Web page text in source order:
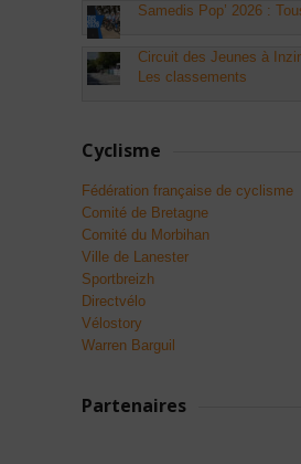
Samedis Pop’ 2026 :
Circuit des Jeunes à
Les classements
Cyclisme
Fédération française de cyclisme
Comité de Bretagne
Comité du Morbihan
Ville de Lanester
Sportbreizh
Directvélo
Vélostory
Warren Barguil
Partenaires